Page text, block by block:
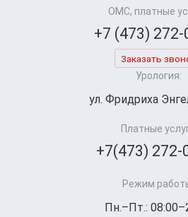
ОМС, платные
+7 (473) 272-
Заказать
Урология:
ул. Фридриха
Платные
+7(473) 272-
Режим
Пн.–Пт.: